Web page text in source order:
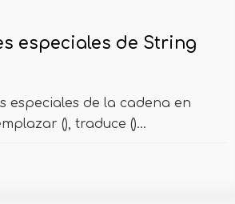
especiales de String
especiales de la cadena en
(), traduce ()...